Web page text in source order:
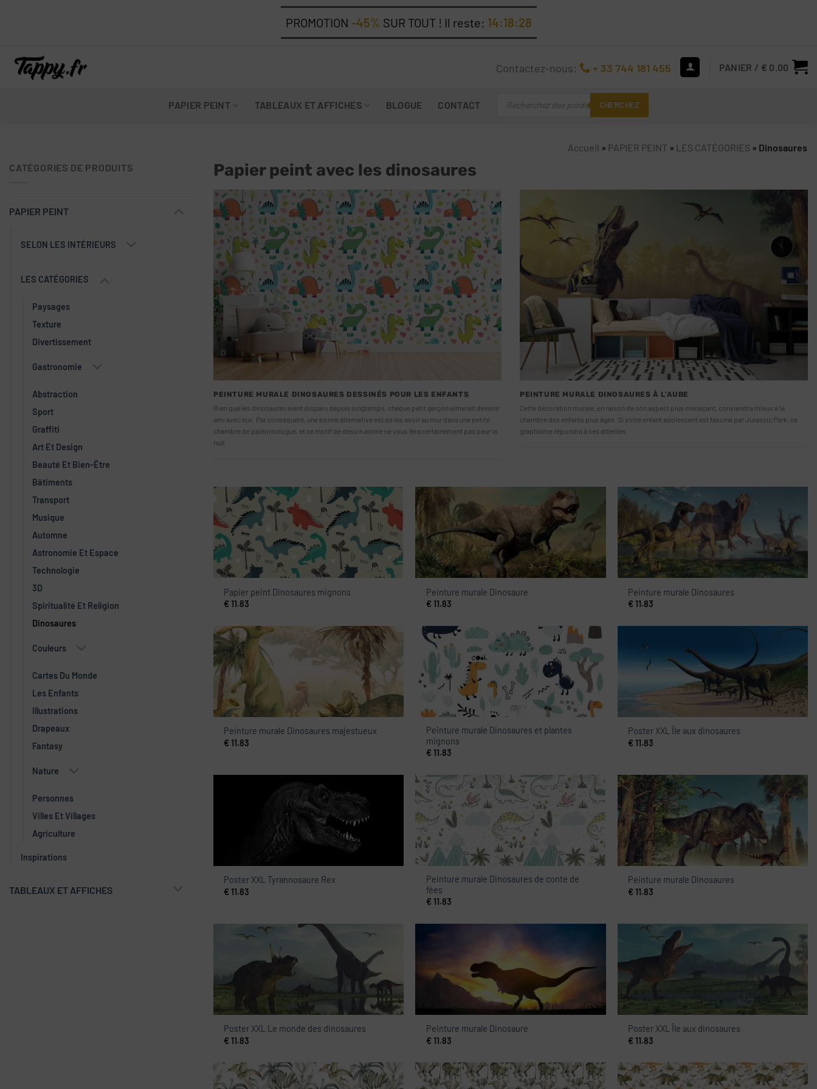
PROMOTION -45% SUR TOUT ! Il reste: 14:18:26
Contactez-nous: + 33 744 181 455 PANIER / € 0.00
PAPIER PEINT TABLEAUX ET AFFICHES BLOGUE CONTACT CHERCHEZ
Accueil » PAPIER PEINT » LES CATÉGORIES » Dinosaures
CATÉGORIES DE PRODUITS
PAPIER PEINT
SELON LES INTÉRIEURS
LES CATÉGORIES
Paysages
Texture
Divertissement
Gastronomie
Abstraction
Sport
Graffiti
Art Et Design
Beauté Et Bien-Être
Bâtiments
Transport
Musique
Automne
Astronomie Et Espace
Technologie
3D
Spiritualité Et Religion
Dinosaures
Couleurs
Cartes Du Monde
Les Enfants
Illustrations
Drapeaux
Fantasy
Nature
Personnes
Villes Et Villages
Agriculture
Inspirations
TABLEAUX ET AFFICHES
Papier peint avec les dinosaures
PEINTURE MURALE DINOSAURES DESSINÉS POUR LES ENFANTS
Bien que les dinosaures aient disparu depuis longtemps, chaque petit garçon aimerait devenir
ami avec eux. Par conséquent, une bonne alternative est de les avoir au mur dans une petite
chambre de paléontologue, et ce motif de dessin animé ne vous fera certainement pas peur la
nuit.
PEINTURE MURALE DINOSAURES À L'AUBE
Cette décoration murale, en raison de son aspect plus menaçant, conviendra mieux à la
chambre des enfants plus âgés. Si votre enfant adolescent est fasciné par Jurassic Park, ce
graphisme répondra à ses attentes.
Papier peint Dinosaures mignons
€ 11.83
Peinture murale Dinosaure
€ 11.83
Peinture murale Dinosaures
€ 11.83
Peinture murale Dinosaures majestueux
€ 11.83
Peinture murale Dinosaures et plantes
mignons
€ 11.83
Poster XXL Île aux dinosaures
€ 11.83
Poster XXL Tyrannosaure Rex
€ 11.83
Peinture murale Dinosaures de conte de
fées
€ 11.83
Peinture murale Dinosaures
€ 11.83
Poster XXL Le monde des dinosaures
€ 11.83
Peinture murale Dinosaure
€ 11.83
Poster XXL Île aux dinosaures
€ 11.83